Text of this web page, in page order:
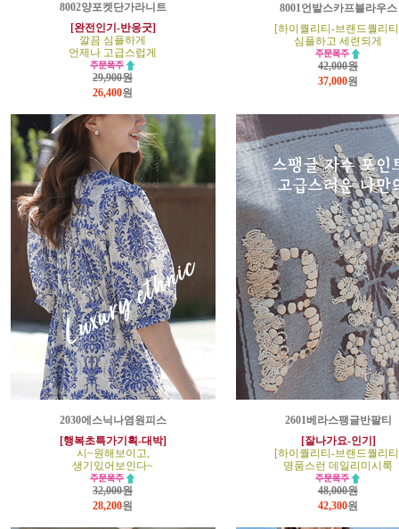
8002양포켓단가라니트
[완전인기-반응굿]
깔끔 심플하게
언제나 고급스럽게
29,900원
26,400원
8001언발스카프블라우스
[하이퀄리티-브랜드퀄리
심플하고 세련되게
42,000원
37,000원
2030에스닉나염원피스
[행복초특가기획-대박]
시~원해보이고,
생기있어보인다~
32,000원
28,200원
2601베라스팽글반팔티
[잘나가요-인기]
[하이퀄리티-브랜드퀄리
명품스런 데일리미시룩
48,000원
42,300원